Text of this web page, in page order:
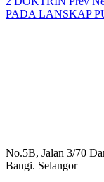
PADA LANSKAP
No.5B, Jalan 3/70
Bangi. Selangor